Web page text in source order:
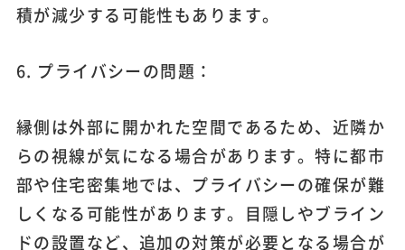
積が減少する可能性もあります。
6. プライバシーの問題：
縁側は外部に開かれた空間であるため、近隣か
らの視線が気になる場合があります。特に都市
部や住宅密集地では、プライバシーの確保が難
しくなる可能性があります。目隠しやブライン
ドの設置など、追加の対策が必要となる場合が